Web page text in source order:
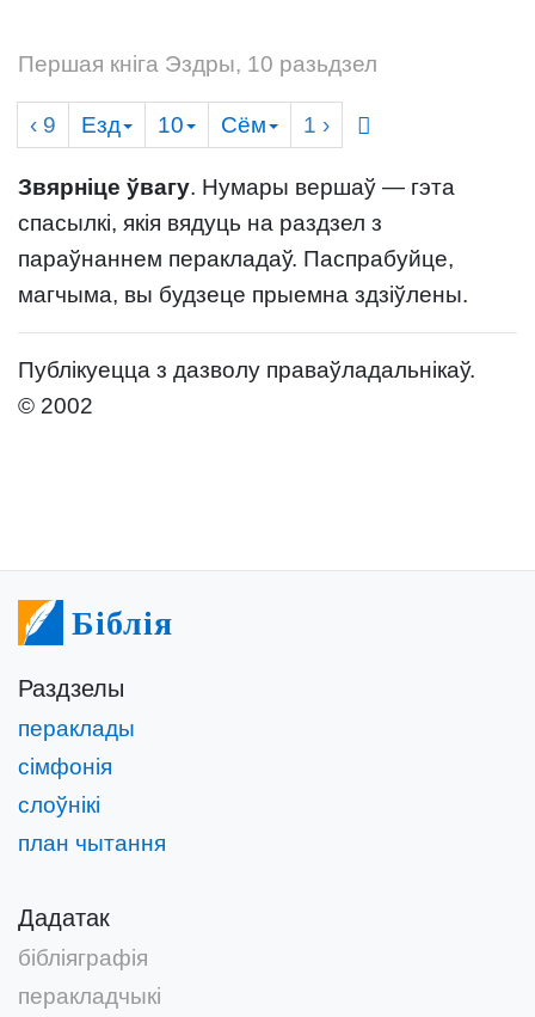
Першая кніга Эздры, 10 разьдзел
‹ 9 Езд 10 Сём 1 ›
Звярніце ўвагу. Нумары вершаў — гэта
спасылкі, якія вядуць на раздзел з
параўнаннем перакладаў. Паспрабуйце,
магчыма, вы будзеце прыемна здзіўлены.
Публікуецца з дазволу праваўладальнікаў.
© 2002
Біблія
Раздзелы
пераклады
сімфонія
слоўнікі
план чытання
Дадатак
бібліяграфія
перакладчыкі